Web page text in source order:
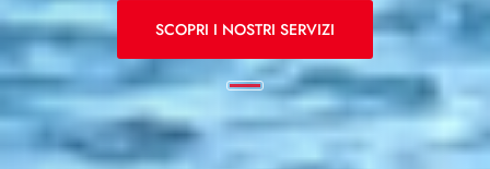
SCOPRI I NOSTRI SERVIZI